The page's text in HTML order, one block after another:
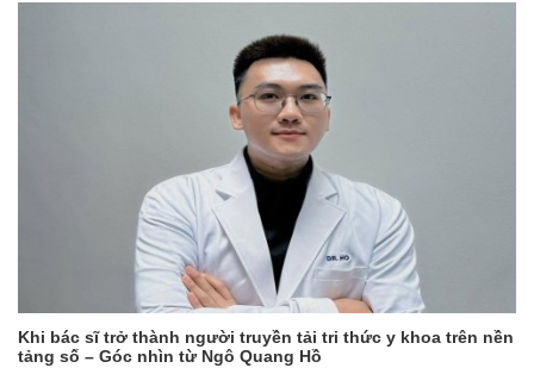
Khi bác sĩ trở thành người truyền tải tri thức y khoa trên nền
tảng số – Góc nhìn từ Ngô Quang Hồ